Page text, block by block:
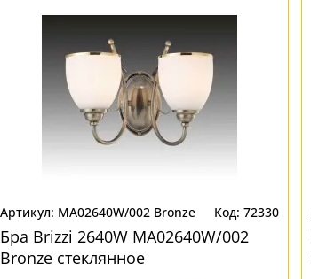
MA02640W/002 Bronze 72330
Бра Brizzi 2640W MA02640W/002
Bronze стеклянное